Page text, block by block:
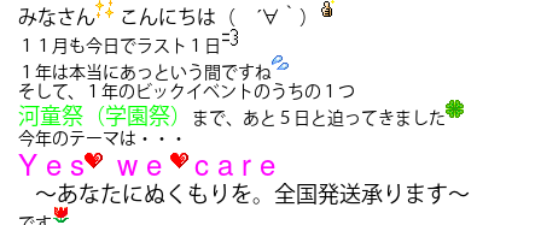
みなさん こんにちは（ ´∀｀）
１１月も今日でラスト１日
１年は本当にあっという間ですね
そして、１年のビックイベントのうちの１つ
河童祭（学園祭）
まで、あと５日と迫ってきました
今年のテーマは・・・
Y e s w e c a r e
～あなたにぬくもりを。全国発送承ります～